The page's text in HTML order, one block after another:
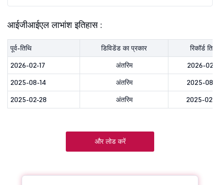
आईजीआईएल लाभांश इतिहास :
पूर्व-तिथि डिविडेंड का प्रकार
रिकॉर्ड तिथि
2026-02-17
अंतरिम
2026-02-
2025-08-14
अंतरिम
2025-08-
2025-02-28
अंतरिम 2025-02-
और लोड करें